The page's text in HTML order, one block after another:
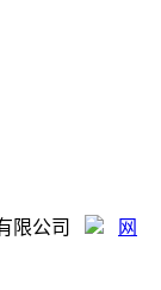
限公司
网